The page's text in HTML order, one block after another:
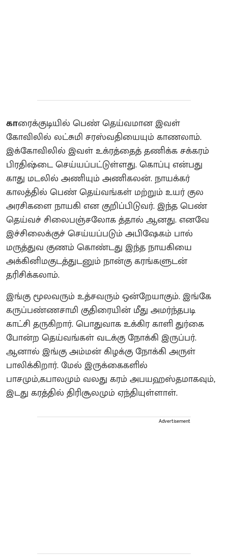
காரைக்குடியில் பெண் தெய்வமான இவள்
கோவிலில் லட்சுமி சரஸ்வதியையும் காணலாம்.
இக்கோவிலில் இவள் உக்ரத்தைத் தணிக்க சக்கரம்
பிரதிஷ்டை செய்யப்பட்டுள்ளது. கொப்பு என்பது
காது மடலில் அணியும் அணிகலன். நாயக்கர்
காலத்தில் பெண் தெய்வங்கள் மற்றும் உயர் குல
அரசிகளை நாயகி என குறிப்பிடுவர்.‌ இந்த பெண்
தெய்வச் சிலைபஞ்சலோக த்தால் ஆனது‌. எனவே
இச்சிலைக்குச் செய்யப்படும் அபிஷேகம் பால்
மருத்துவ குணம் கொண்டது இந்த நாயகியை
அக்கினிமகுடத்துடனும் நான்கு கரங்களுடன்
தரிசிக்கலாம்.
இங்கு மூலவரும் உத்சவரும் ஒன்றேயாகும். இங்கே
கருப்பண்ணசாமி குதிரையின் மீது அமர்ந்தபடி
காட்சி தருகிறார். பொதுவாக உக்கிர காளி துர்கை
போன்ற தெய்வங்கள் வடக்கு நோக்கி இருப்பர்.
ஆனால் இங்கு அம்மன் கிழக்கு நோக்கி அருள்
பாலிக்கிறார். மேல் இருக்கைகளில்
பாசமும்,கபாலமும் வலது கரம் அபயஹஸ்தமாகவும்,
இடது கரத்தில் திரிசூலமும் ஏந்தியுள்ளாள்.
Advertisement